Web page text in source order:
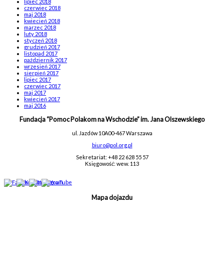
lipiec 2018
czerwiec 2018
maj 2018
kwiecień 2018
marzec 2018
luty 2018
styczeń 2018
grudzień 2017
listopad 2017
październik 2017
wrzesień 2017
sierpień 2017
lipiec 2017
czerwiec 2017
maj 2017
kwiecień 2017
maj 2016
Fundacja “Pomoc Polakom na Wschodzie” im. Jana Olszewskiego
ul. Jazdów 10A00-467 Warszawa
biuro@pol.org.pl
Sekretariat: +48 22 628 55 57
Księgowość: wew. 113
Mapa dojazdu